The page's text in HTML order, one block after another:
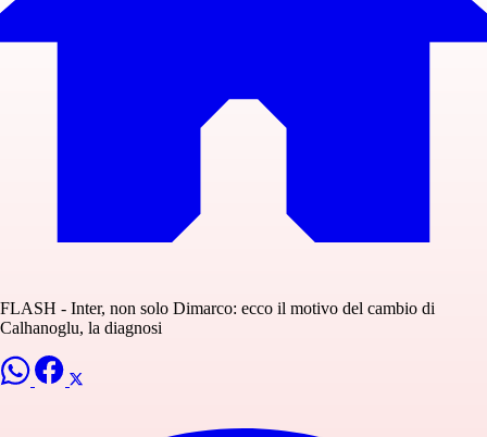
FLASH - Inter, non solo Dimarco: ecco il motivo del cambio di
Calhanoglu, la diagnosi